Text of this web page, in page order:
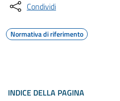
Condividi
Normativa di riferimento
INDICE DELLA PAGINA